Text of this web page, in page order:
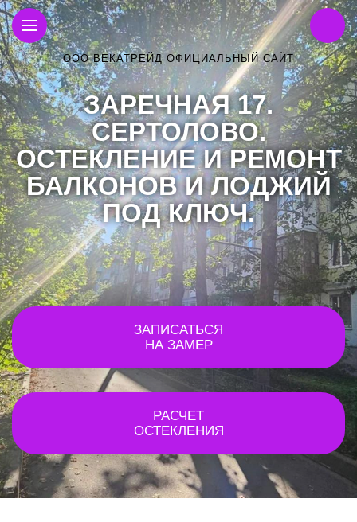
ООО ВЕКАТРЕЙД ОФИЦИАЛЬНЫЙ САЙТ
ЗАРЕЧНАЯ 17.
СЕРТОЛОВО.
ОСТЕКЛЕНИЕ И РЕМОНТ
БАЛКОНОВ И ЛОДЖИЙ
ПОД КЛЮЧ.
ЗАПИСАТЬСЯ
НА ЗАМЕР
РАСЧЕТ
ОСТЕКЛЕНИЯ